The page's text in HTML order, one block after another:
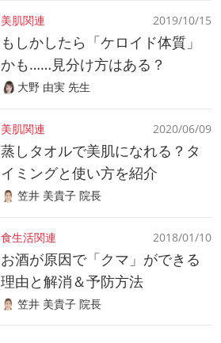
美肌関連 2019/10/15
もしかしたら「ケロイド体質」
かも……見分け方はある？
大野 由実 先生
美肌関連 2020/06/09
蒸しタオルで美肌になれる？タ
イミングと使い方を紹介
笠井 美貴子 院長
食生活関連 2018/01/10
お酒が原因で「クマ」ができる
理由と解消＆予防方法
笠井 美貴子 院長